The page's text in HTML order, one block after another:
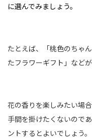
に選んでみましょう。
たとえば、「桃色のちゃ
たフラワーギフト」など
花の香りを楽しみたい場
手間を掛けたくないので
ントするとよいでしょう。